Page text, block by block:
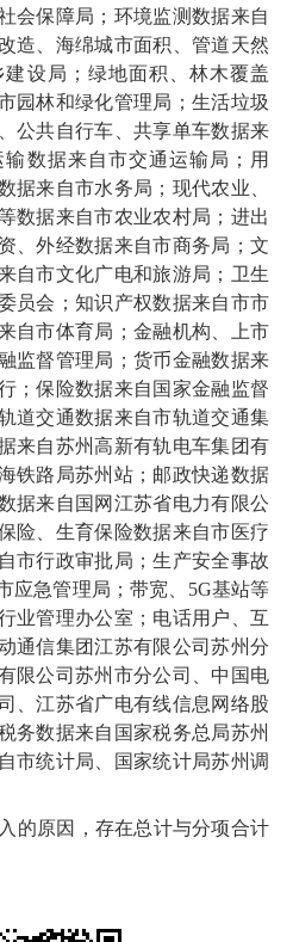
会保障局；环境监测数据来自
造、海绵城市面积、管道天然
设局；绿地面积、林木覆盖
园林和绿化管理局；生活垃圾
公共自行车、共享单车数据来
数据来自市交通运输局；用
据来自市水务局；现代农业、
数据来自市农业农村局；进出
、外经数据来自市商务局；文
自市文化广电和旅游局；卫生
员会；知识产权数据来自市市
自市体育局；金融机构、上市
监督管理局；货币金融数据来
；保险数据来自国家金融监督
道交通数据来自市轨道交通集
来自苏州高新有轨电车集团有
铁路局苏州站；邮政快递数据
据来自国网江苏省电力有限公
险、生育保险数据来自市医疗
市行政审批局；生产安全事故
应急管理局；带宽、 5G基站等
业管理办公室；电话用户、互
通信集团江苏有限公司苏州分
限公司苏州市分公司、中国电
、江苏省广电有线信息网络股
务数据来自国家税务总局苏州
市统计局、国家统计局苏州调
的原因，存在总计与分项合计